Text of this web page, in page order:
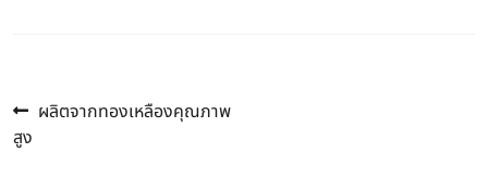
แนะแนว
เรื่อง
Previous
ผลิตจากทองเหลืองคุณภาพ
สูง